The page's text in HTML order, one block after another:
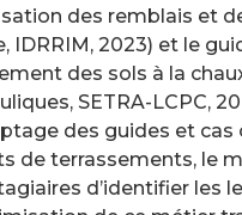
des remblais et
IDRRIM, 2023) et le
des sols à la
SETRA-LCPC,
des guides et cas
de terrassements, le
d’identifier les